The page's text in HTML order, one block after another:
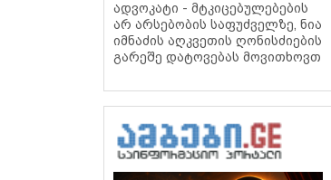
ადვოკატი - მტკიცებულებების
არ არსებობის საფუძველზე, ნია
იმნაძის აღკვეთის ღონისძიების
გარეშე დატოვებას მოვითხოვთ